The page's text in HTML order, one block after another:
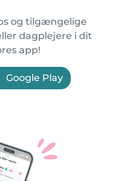
og tilgængelige
dagplejere i dit
app!
Google Play